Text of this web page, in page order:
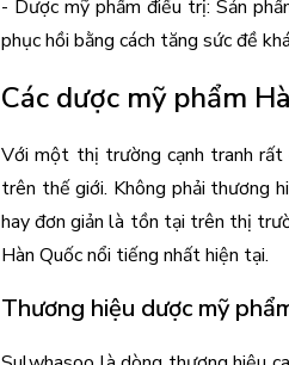
- Dược mỹ phẩm điều trị: Sản
phục hồi bằng cách tăng sức đề
Các dược mỹ phẩm
Với một thị trường cạnh tranh
trên thế giới. Không phải thương
hay đơn giản là tồn tại trên thị
Hàn Quốc nổi tiếng nhất hiện tại.
Thương hiệu dược mỹ